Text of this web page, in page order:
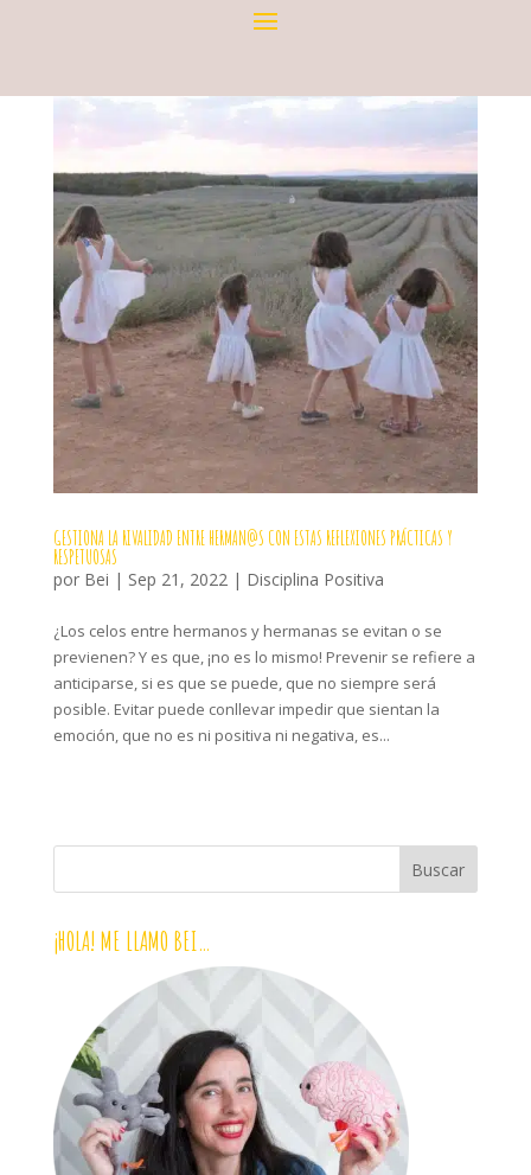
GESTIONA LA RIVALIDAD ENTRE HERMAN@S CON ESTAS REFLEXIONES PRÁCTICAS Y
RESPETUOSAS
por Bei | Sep 21, 2022| Disciplina Positiva
¿Los celos entre hermanos y hermanas se evitan o se
previenen? Y es que, ¡no es lo mismo! Prevenir se refiere a
anticiparse, si es que se puede, que no siempre será
posible. Evitar puede conllevar impedir que sientan la
emoción, que no es ni positiva ni negativa, es...
¡HOLA! ME LLAMO BEI…